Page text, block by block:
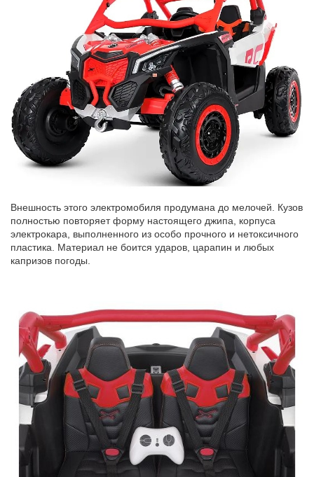
Внешность этого электромобиля продумана до мелочей. Кузов
полностью повторяет форму настоящего джипа, корпуса
электрокара, выполненного из особо прочного и нетоксичного
пластика. Материал не боится ударов, царапин и любых
капризов погоды.